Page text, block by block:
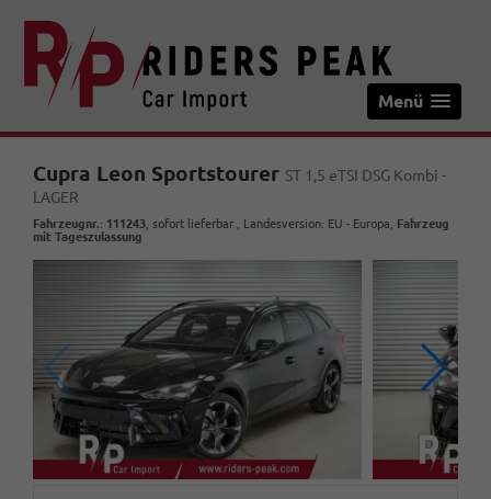
Menü
Cupra Leon Sportstourer ST 1,5 eTSI DSG Kombi -
LAGER
Fahrzeugnr.: 111243 sofort lieferbar , Landesversion: EU - Europa, Fahrzeug
mit Tageszulassung